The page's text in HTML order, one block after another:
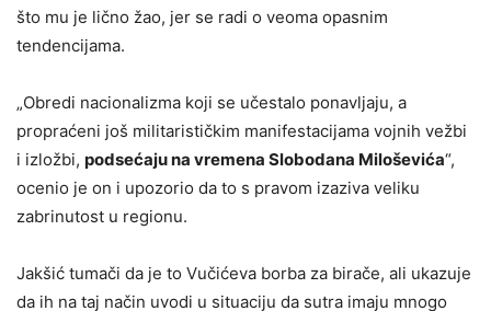
što mu je lično žao, jer se radi o veoma opasnim
tendencijama.
„Obredi nacionalizma koji se učestalo ponavljaju, a
propraćeni još militarističkim manifestacijama vojnih vežbi
i izložbi, podsećaju na vremena Slobodana Miloševića“,
ocenio je on i upozorio da to s pravom izaziva veliku
zabrinutost u regionu.
Jakšić tumači da je to Vučićeva borba za birače, ali ukazuje
da ih na taj način uvodi u situaciju da sutra imaju mnogo